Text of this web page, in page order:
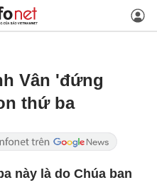
Vân 'đứng
thứ ba
này là do Chúa ban